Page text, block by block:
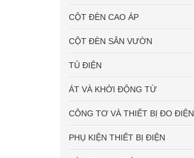
CỘT ĐÈN CAO ÁP
CỘT ĐÈN SÂN VƯỜN
TỦ ĐIỆN
ÁT VÀ KHỞI ĐỘNG TỪ
CÔNG TƠ VÀ THIẾT BỊ ĐO ĐIỆN
PHỤ KIỆN THIẾT BỊ ĐIỆN